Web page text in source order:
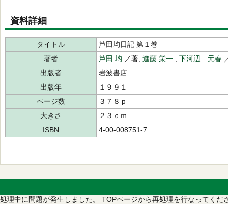
資料詳細
タイトル
芦田均日記 第１巻
著者
芦田 均 ／著, 進藤 栄一 下河辺 元春
出版者
岩波書店
出版年
１９９１
ページ数
３７８ｐ
大きさ
２３ｃｍ
ISBN
4-00-008751-7
処理中に問題が発生しました。 TOPページから再処理を行なってくだ